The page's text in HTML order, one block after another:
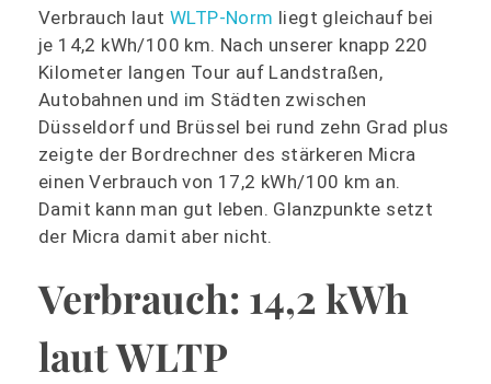
Verbrauch lautWLTP-Norm liegt gleichauf bei
je 14,2 kWh/100 km. Nach unserer knapp 220
Kilometer langen Tour auf Landstraßen,
Autobahnen und im Städten zwischen
Düsseldorf und Brüssel bei rund zehn Grad plus
zeigte der Bordrechner des stärkeren Micra
einen Verbrauch von 17,2 kWh/100 km an.
Damit kann man gut leben. Glanzpunkte setzt
der Micra damit aber nicht.
Verbrauch: 14,2 kWh
laut WLTP